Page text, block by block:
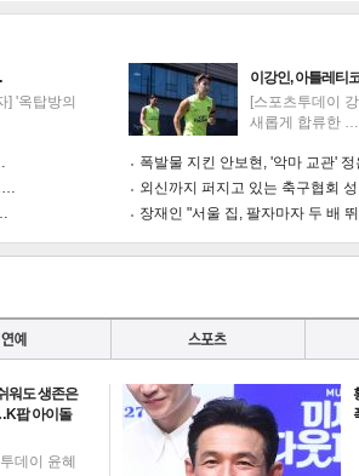
소
] '옥탑방의
…
이강인, 아틀레티
[스포츠투데이
새롭게 합류한 …
폭발물 지킨 안보현, '악마 교관'
외신까지 퍼지고 있는 축구협회
장재인 "서울 집, 팔자마자 두 배
워도 생존은
팝 아이돌
데이 윤혜